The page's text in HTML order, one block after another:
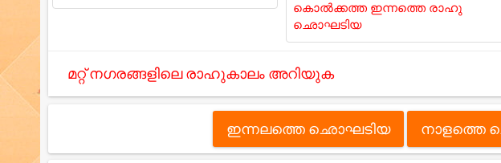
കൊൽക്കത്ത ഇന്നത്തെ രാഹു
ഛൊഘടിയ
മറ്റ് നഗരങ്ങളിലെ രാഹുകാലം അറിയുക
ഇന്നലത്തെ ഛൊഘടിയ നാളത്തെ